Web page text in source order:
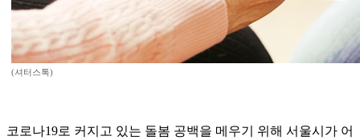
(셔터스톡)
코로나19로 커지고 있는 돌봄 공백을 메우기 위해 서울시가 어